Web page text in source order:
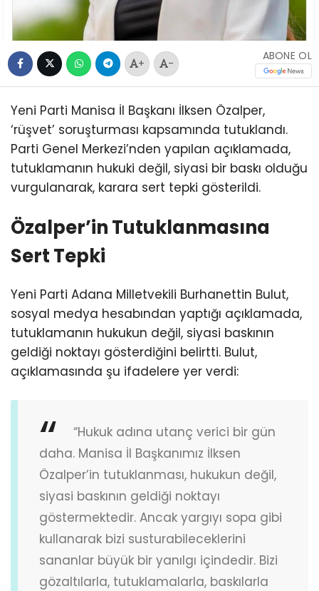
+ -
ABONE OL
Yeni Parti Manisa İl Başkanı İlksen Özalper,
‘rüşvet’ soruşturması kapsamında tutuklandı.
Parti Genel Merkezi’nden yapılan açıklamada,
tutuklamanın hukuki değil, siyasi bir baskı olduğu
vurgulanarak, karara sert tepki gösterildi.
Özalper’in Tutuklanmasına
Sert Tepki
Yeni Parti Adana Milletvekili Burhanettin Bulut,
sosyal medya hesabından yaptığı açıklamada,
tutuklamanın hukukun değil, siyasi baskının
geldiği noktayı gösterdiğini belirtti. Bulut,
açıklamasında şu ifadelere yer verdi:
“Hukuk adına utanç verici bir gün
daha. Manisa İl Başkanımız İlksen
Özalper’in tutuklanması, hukukun değil,
siyasi baskının geldiği noktayı
göstermektedir. Ancak yargıyı sopa gibi
kullanarak bizi susturabileceklerini
sananlar büyük bir yanılgı içindedir. Bizi
gözaltılarla, tutuklamalarla, baskılarla